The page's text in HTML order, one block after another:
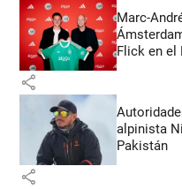
Marc-
Flick en el
share
alpinista
Pakistán
share